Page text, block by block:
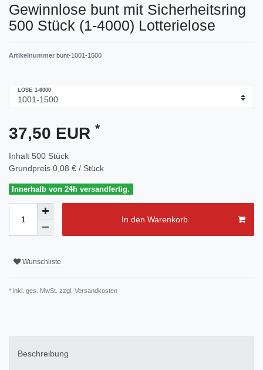
Gewinnlose bunt mit Sicherheitsring
500 Stück (1-4000) Lotterielose
Artikelnummer bunt-1001-1500
LOSE 1-6000
37,50 EUR *
Inhalt 500 Stück
Grundpreis 0,08 € / Stück
Innerhalb von 24h versandfertig.
In den Warenkorb
Wunschliste
* inkl. ges. MwSt. zzgl. Versandkosten
Beschreibung